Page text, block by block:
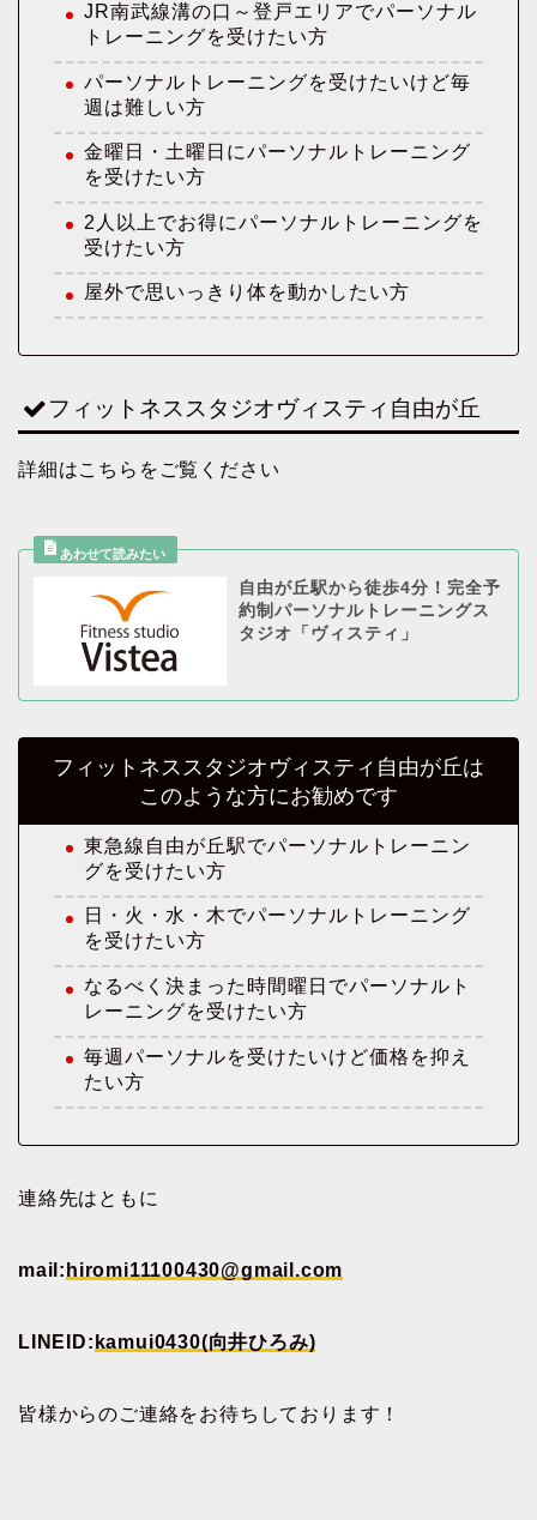
JR南武線溝の口～登戸エリアでパーソナル
トレーニングを受けたい方
パーソナルトレーニングを受けたいけど毎
週は難しい方
金曜日・土曜日にパーソナルトレーニング
を受けたい方
2人以上でお得にパーソナルトレーニングを
受けたい方
屋外で思いっきり体を動かしたい方
フィットネススタジオヴィスティ自由が丘
詳細はこちらをご覧ください
自由が丘駅から徒歩4分！完全予
約制パーソナルトレーニングス
タジオ「ヴィスティ」
フィットネススタジオヴィスティ自由が丘は
このような方にお勧めです
東急線自由が丘駅でパーソナルトレーニン
グを受けたい方
日・火・水・木でパーソナルトレーニング
を受けたい方
なるべく決まった時間曜日でパーソナルト
レーニングを受けたい方
毎週パーソナルを受けたいけど価格を抑え
たい方
連絡先はともに
mail: hiromi11100430@gmail.com
LINEID: kamui0430(向井ひろみ)
皆様からのご連絡をお待ちしております！